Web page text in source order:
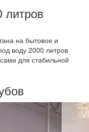
литров
на бытовое и
воду 2000 литров
для стабильной